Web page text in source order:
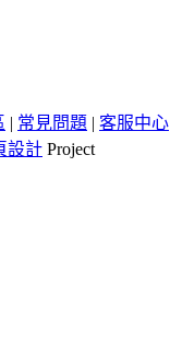
| 常見問題 | 客服中心
設計 Project